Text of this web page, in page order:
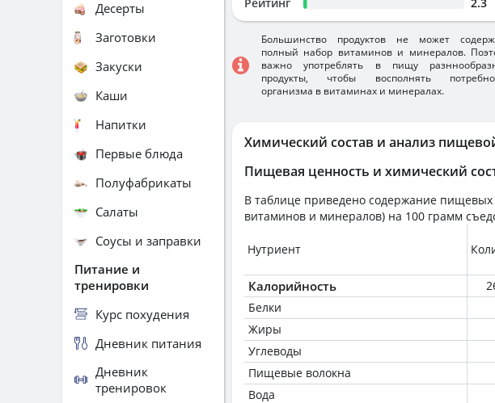
Химический состав и анализ
Пищевая ценность и химический
В таблице приведено содержание пищевых
витаминов и минералов) на 100 грамм
Нутриент
Калорийность
Белки
Жиры
Углеводы
Пищевые волокна
Вода
Большинство продуктов не может
полный набор витаминов и минералов.
важно употреблять в пищу
продукты, чтобы восполнять
организма в витаминах и минералах.
Десерты
Заготовки
Закуски
Каши
Напитки
Первые блюда
Полуфабрикаты
Салаты
Соусы и заправки
Питание и
тренировки
Курс похудения
Дневник питания
Дневник
тренировок